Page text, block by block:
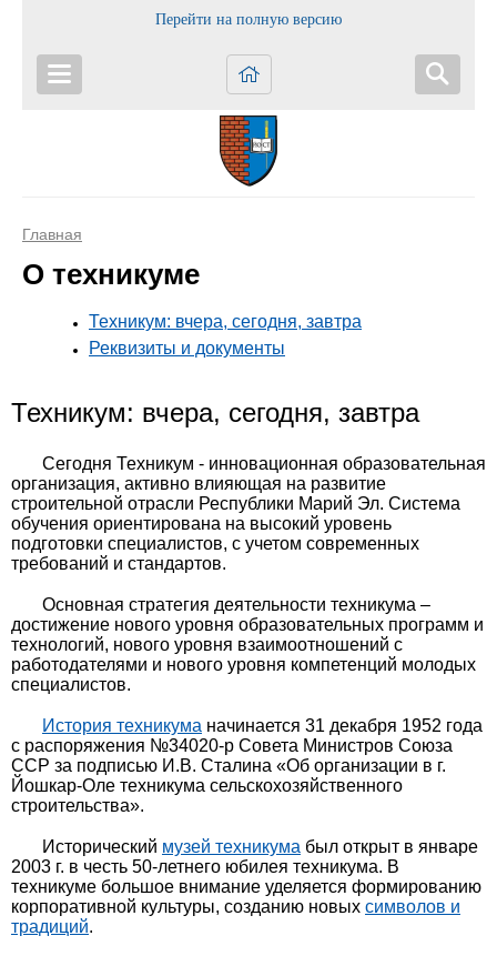
Перейти на полную версию
Главная
О техникуме
Техникум: вчера, сегодня, завтра
Реквизиты и документы
Техникум: вчера, сегодня, завтра
Сегодня Техникум - инновационная образовательная
организация, активно влияющая на развитие
строительной отрасли Республики Марий Эл. Система
обучения ориентирована на высокий уровень
подготовки специалистов, с учетом современных
требований и стандартов.
Основная стратегия деятельности техникума –
достижение нового уровня образовательных программ и
технологий, нового уровня взаимоотношений с
работодателями и нового уровня компетенций молодых
специалистов.
История техникума начинается 31 декабря 1952 года
с распоряжения №34020-р Совета Министров Союза
ССР за подписью И.В. Сталина «Об организации в г.
Йошкар-Оле техникума сельскохозяйственного
строительства».
Исторический музей техникума был открыт в январе
2003 г. в честь 50-летнего юбилея техникума. В
техникуме большое внимание уделяется формированию
корпоративной культуры, созданию новых символов и
традиций.